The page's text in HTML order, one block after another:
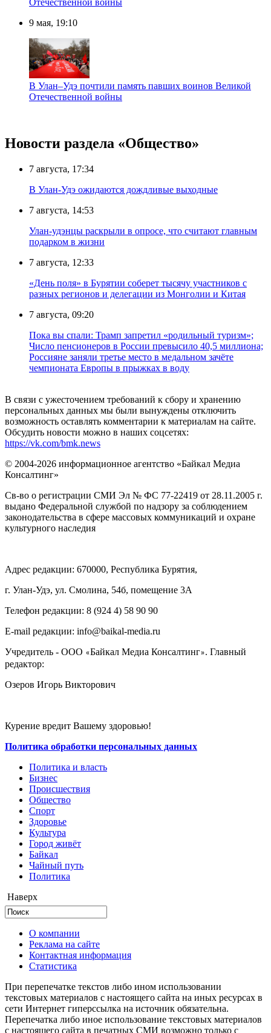
9 мая, 19:10
В Улан–Удэ почтили память павших воинов Великой
Отечественной войны
Новости раздела «Общество»
7 августа, 17:34
В Улан-Удэ ожидаются дождливые выходные
7 августа, 14:53
Улан-удэнцы раскрыли в опросе, что считают главным
подарком в жизни
7 августа, 12:33
«День поля» в Бурятии соберет тысячу участников с
разных регионов и делегации из Монголии и Китая
7 августа, 09:20
Пока вы спали: Трамп запретил «родильный туризм»;
Число пенсионеров в России превысило 40,5 миллиона;
Россияне заняли третье место в медальном зачёте
чемпионата Европы в прыжках в воду
В связи с ужесточением требований к сбору и хранению
персональных данных мы были вынуждены отключить
возможность оставлять комментарии к материалам на сайте.
Обсудить новости можно в наших соцсетях:
https://vk.com/bmk.news
© 2004-2026 информационное агентство «Байкал Медиа
Консалтинг»
Св-во о регистрации СМИ Эл № ФС 77-22419 от 28.11.2005 г.
выдано Федеральной службой по надзору за соблюдением
законодательства в сфере массовых коммуникаций и охране
культурного наследия
Адрес редакции: 670000, Республика Бурятия,
г. Улан-Удэ, ул. Смолина, 54б, помещение 3А
Телефон редакции: ‎‎8 (924 4) 58 90 90
E-mail редакции: info@baikal-media.ru
Учредитель - ООО «Байкал Медиа Консалтинг». Главный
редактор:
Озеров Игорь Викторович
Курение вредит Вашему здоровью!
Политика обработки персональных данных
Политика и власть
Бизнес
Происшествия
Общество
Cпорт
Здоровье
Культура
Город живёт
Байкал
Чайный путь
Политика
Наверх
О компании
Реклама на сайте
Контактная информация
Статистика
При перепечатке текстов либо ином использовании
текстовых материалов с настоящего сайта на иных ресурсах в
сети Интернет гиперссылка на источник обязательна.
Перепечатка либо иное использование текстовых материалов
с настоящего сайта в печатных СМИ возможно только с